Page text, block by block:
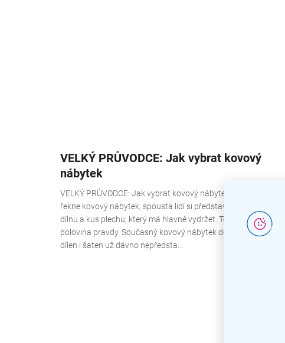
VELKÝ PRŮVODCE: Jak vybrat kovový
nábytek
VELKÝ PRŮVODCE: Jak vybrat kovový nábytek Když se
řekne kovový nábytek, spousta lidí si představí jen sklad,
dílnu a kus plechu, který má hlavně vydržet. To je ale jen
polovina pravdy. Současný kovový nábytek do kanceláří,
dílen i šaten už dávno nepředsta...